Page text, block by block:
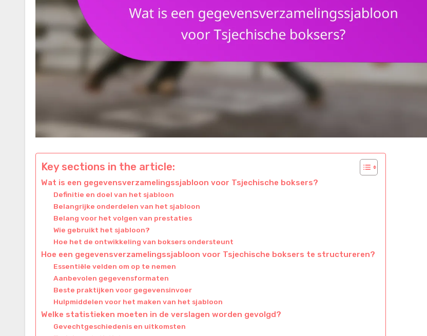
Key sections in the article:
Wat is een gegevensverzamelingssjabloon voor Tsjechische boksers?
Definitie en doel van het sjabloon
Belangrijke onderdelen van het sjabloon
Belang voor het volgen van prestaties
Wie gebruikt het sjabloon?
Hoe het de ontwikkeling van boksers ondersteunt
Hoe een gegevensverzamelingssjabloon voor Tsjechische boksers te structureren?
Essentiële velden om op te nemen
Aanbevolen gegevensformaten
Beste praktijken voor gegevensinvoer
Hulpmiddelen voor het maken van het sjabloon
Welke statistieken moeten in de verslagen worden gevolgd?
Gevechtgeschiedenis en uitkomsten